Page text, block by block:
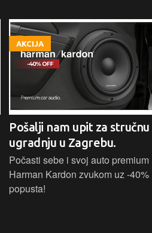
AKCIJA
Pošalji nam upit za stručnu
ugradnju u Zagrebu.
Počasti sebe i svoj auto premium
Harman Kardon zvukom uz -40%
popusta!